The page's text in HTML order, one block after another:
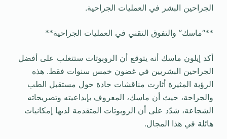
الجراحين البشر في العمليات الجراحية.
**“ماسك” والتفوق التقني في العمليات الجراحية**
أكد إيلون ماسك أنه يتوقع أن الروبوتات ستتغلب على أفضل
الجراحين البشريين في غضون خمس سنوات فقط. هذه
الرؤية المثيرة أثارت مناقشات حادة حول مستقبل الطب
والجراحة، حيث أن ماسك، المعروف بإبداعيته وتصريحاته
الشجاعة، شدّد على أن الروبوتات المتقدمة لديها إمكانيات
هائلة في هذا المجال.